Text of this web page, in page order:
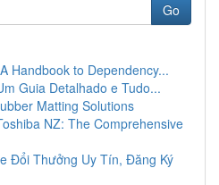
Go
Handbook to Dependency...
Guia Detalhado e Tudo...
Matting Solutions
NZ: The Comprehensive
Đổi Thưởng Uy Tín, Đăng Ký